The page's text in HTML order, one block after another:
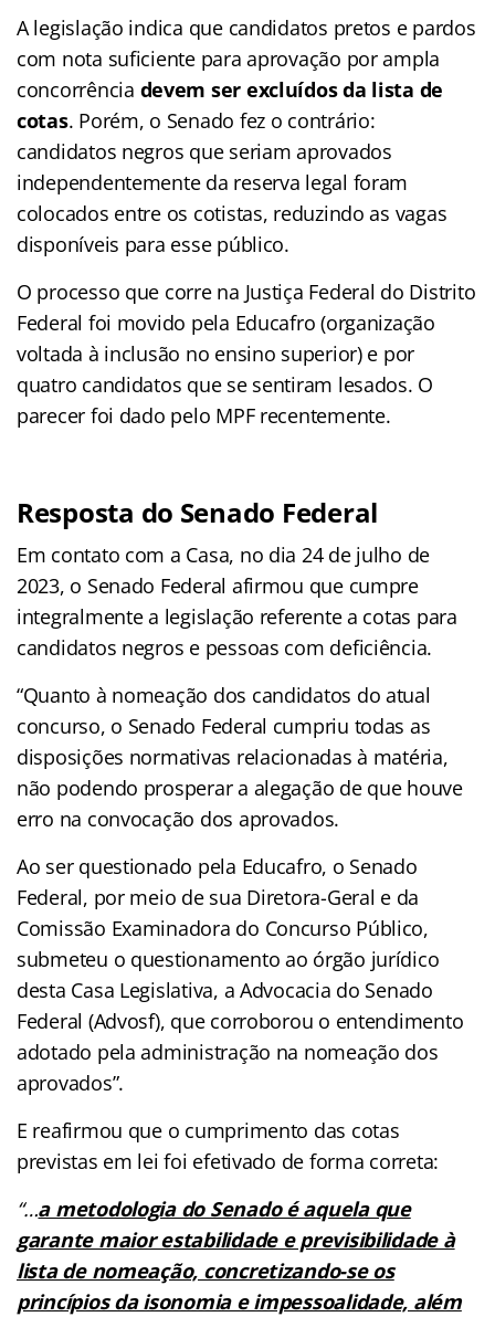
A legislação indica que candidatos pretos e pardos
com nota suficiente para aprovação por ampla
concorrência devem ser excluídos da lista de
cotas. Porém, o Senado fez o contrário:
candidatos negros que seriam aprovados
independentemente da reserva legal foram
colocados entre os cotistas, reduzindo as vagas
disponíveis para esse público.
O processo que corre na Justiça Federal do Distrito
Federal foi movido pela Educafro (organização
voltada à inclusão no ensino superior) e por
quatro candidatos que se sentiram lesados. O
parecer foi dado pelo MPF recentemente.
Resposta do Senado Federal
Em contato com a Casa, no dia 24 de julho de
2023, o Senado Federal afirmou que cumpre
integralmente a legislação referente a cotas para
candidatos negros e pessoas com deficiência.
“Quanto à nomeação dos candidatos do atual
concurso, o Senado Federal cumpriu todas as
disposições normativas relacionadas à matéria,
não podendo prosperar a alegação de que houve
erro na convocação dos aprovados.
Ao ser questionado pela Educafro, o Senado
Federal, por meio de sua Diretora-Geral e da
Comissão Examinadora do Concurso Público,
submeteu o questionamento ao órgão jurídico
desta Casa Legislativa, a Advocacia do Senado
Federal (Advosf), que corroborou o entendimento
adotado pela administração na nomeação dos
aprovados”.
E reafirmou que o cumprimento das cotas
previstas em lei foi efetivado de forma correta:
“…a metodologia do Senado é aquela que
garante maior estabilidade e previsibilidade à
lista de nomeação, concretizando-se os
princípios da isonomia e impessoalidade, além